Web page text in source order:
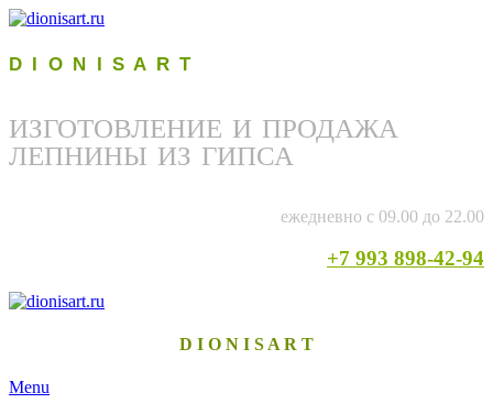
D I O N I S A R T
ИЗГОТОВЛЕНИЕ И ПРОДАЖА
ЛЕПНИНЫ ИЗ ГИПСА
ежедневно с 09.00 до 22.00
+7 993 898-42-94
D I O N I S A R T
Menu